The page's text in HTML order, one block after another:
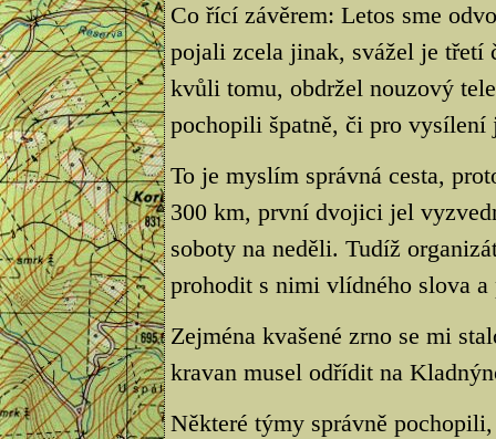
Co řící závěrem: Letos sme
pojali zcela jinak, svážel je třetí
kvůli tomu, obdržel nouzový
pochopili špatně, či pro
To je myslím správná cesta,
300 km, první dvojici jel
soboty na neděli. Tudíž
prohodit s nimi vlídného slova a
Zejména kvašené zrno se mi
kravan musel odřídit na
Některé týmy správně